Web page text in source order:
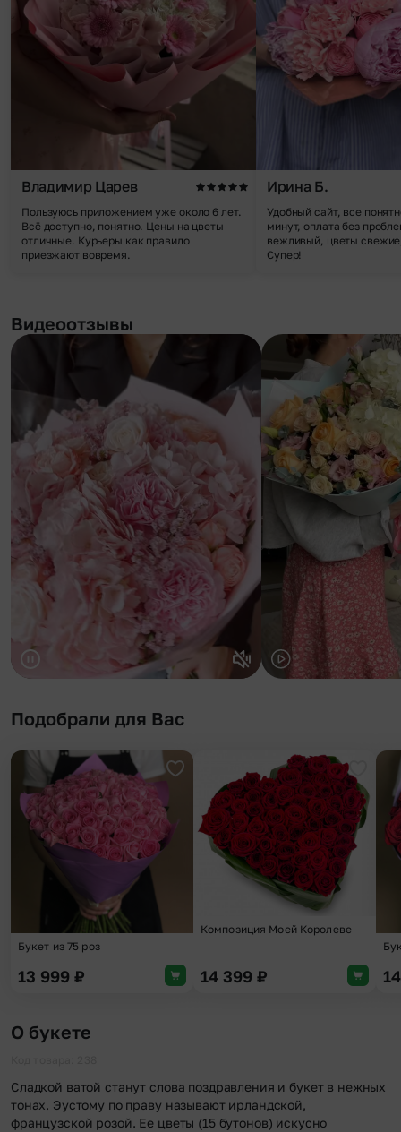
Владимир Царев
Пользуюсь приложением уже около 6 лет.
Всё доступно, понятно. Цены на цветы
отличные. Курьеры как правило
приезжают вовремя.
Ирина Б.
Удобный сайт, все
минут, оплата без
вежливый, цветы
Супер!
Видеоотзывы
Подобрали для Вас
Добавить в избранное
Букет из 75 роз
13 999 ₽
Композиция Моей Королеве
14 399 ₽
О букете
Сладкой ватой станут слова поздравления и букет в нежных
тонах. Эустому по праву называют ирландской,
французской розой. Ее цветы (15 бутонов) искусно